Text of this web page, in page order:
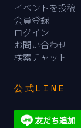
イベントを投稿
会員登録
ログイン
お問い合わせ
検索チャット
公式LINE